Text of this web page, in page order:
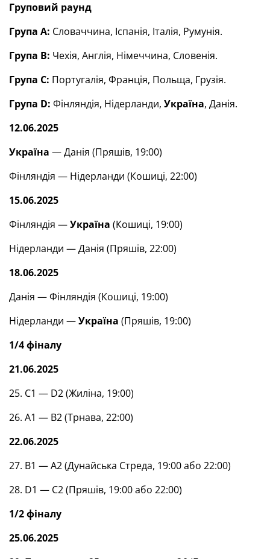
Груповий раунд
Група А: Словаччина, Іспанія, Італія, Румунія.
Група В: Чехія, Англія, Німеччина, Словенія.
Група С: Португалія, Франція, Польща, Грузія.
Група D: Фінляндія, Нідерланди, Україна, Данія.
12.06.2025
Україна — Данія (Пряшів, 19:00)
Фінляндія — Нідерланди (Кошиці, 22:00)
15.06.2025
Фінляндія —Україна (Кошиці, 19:00)
Нідерланди — Данія (Пряшів, 22:00)
18.06.2025
Данія — Фінляндія (Кошиці, 19:00)
Нідерланди —Україна (Пряшів, 19:00)
1/4 фіналу
21.06.2025
25. С1 — D2 (Жиліна, 19:00)
26. А1 — В2 (Трнава, 22:00)
22.06.2025
27. В1 — А2 (Дунайська Стреда, 19:00 або 22:00)
28. D1 — С2 (Пряшів, 19:00 або 22:00)
1/2 фіналу
25.06.2025